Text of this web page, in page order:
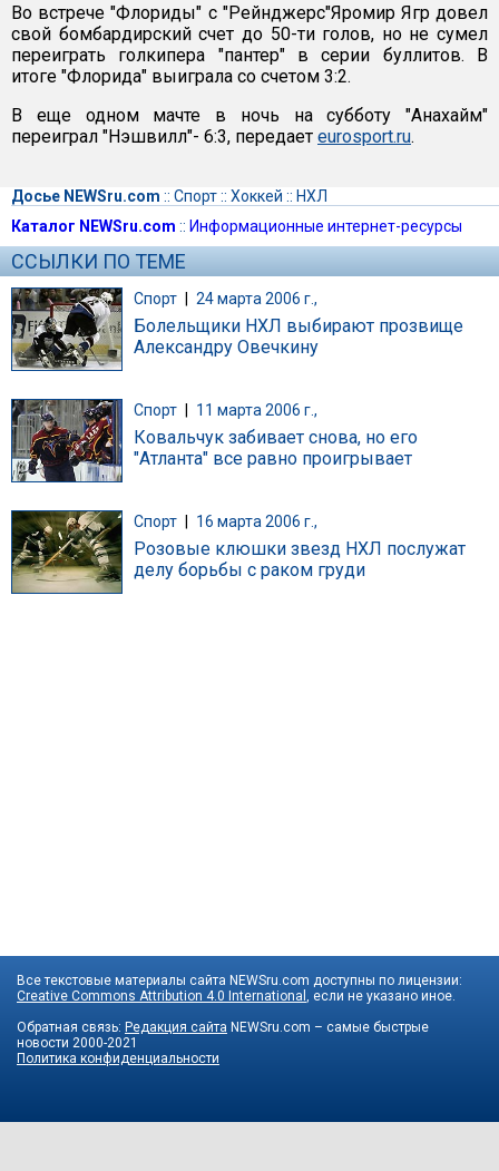
Во встрече "Флориды" с "Рейнджерс"Яромир Ягр довел
свой бомбардирский счет до 50-ти голов, но не сумел
переиграть голкипера "пантер" в серии буллитов. В
итоге "Флорида" выиграла со счетом 3:2.
В еще одном мачте в ночь на субботу "Анахайм"
переиграл "Нэшвилл"- 6:3, передает eurosport.ru.
Досье NEWSru.com :: Спорт:: Хоккей :: НХЛ
Каталог NEWSru.com :: Информационные интернет-ресурсы
ССЫЛКИ ПО ТЕМЕ
Спорт | 24 марта 2006 г.,
Болельщики НХЛ выбирают прозвище
Александру Овечкину
Спорт 11 марта 2006 г.,
Ковальчук забивает снова, но его
"Атланта" все равно проигрывает
Спорт 16 марта 2006 г.,
Розовые клюшки звезд НХЛ послужат
делу борьбы с раком груди
Все текстовые материалы сайта NEWSru.com доступны по лицензии:
Creative Commons Attribution 4.0 International , если не указано иное.
Обратная связь: Редакция сайта NEWSru.com – самые быстрые
новости 2000-2021
Политика конфиденциальности